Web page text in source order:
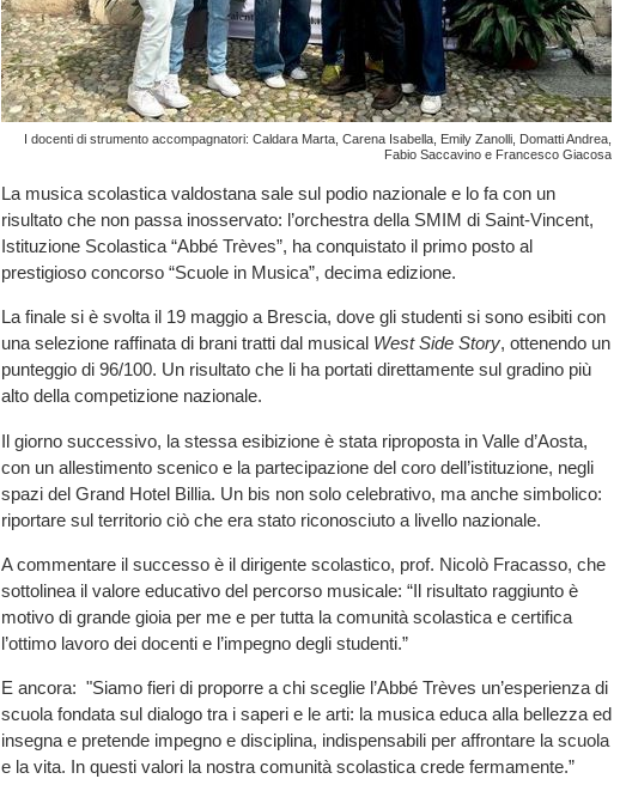
I docenti di strumento accompagnatori: Caldara Marta, Carena Isabella, Emily Zanolli, Domatti Andrea,
Fabio Saccavino e Francesco Giacosa
La musica scolastica valdostana sale sul podio nazionale e lo fa con un
risultato che non passa inosservato: l’orchestra della SMIM di Saint-Vincent,
Istituzione Scolastica “Abbé Trèves”, ha conquistato il primo posto al
prestigioso concorso “Scuole in Musica”, decima edizione.
La finale si è svolta il 19 maggio a Brescia, dove gli studenti si sono esibiti con
una selezione raffinata di brani tratti dal musical West Side Story, ottenendo un
punteggio di 96/100. Un risultato che li ha portati direttamente sul gradino più
alto della competizione nazionale.
Il giorno successivo, la stessa esibizione è stata riproposta in Valle d’Aosta,
con un allestimento scenico e la partecipazione del coro dell’istituzione, negli
spazi del Grand Hotel Billia. Un bis non solo celebrativo, ma anche simbolico:
riportare sul territorio ciò che era stato riconosciuto a livello nazionale.
A commentare il successo è il dirigente scolastico, prof. Nicolò Fracasso, che
sottolinea il valore educativo del percorso musicale: “Il risultato raggiunto è
motivo di grande gioia per me e per tutta la comunità scolastica e certifica
l’ottimo lavoro dei docenti e l’impegno degli studenti.”
E ancora: "Siamo fieri di proporre a chi sceglie l’Abbé Trèves un’esperienza di
scuola fondata sul dialogo tra i saperi e le arti: la musica educa alla bellezza ed
insegna e pretende impegno e disciplina, indispensabili per affrontare la scuola
e la vita. In questi valori la nostra comunità scolastica crede fermamente.”